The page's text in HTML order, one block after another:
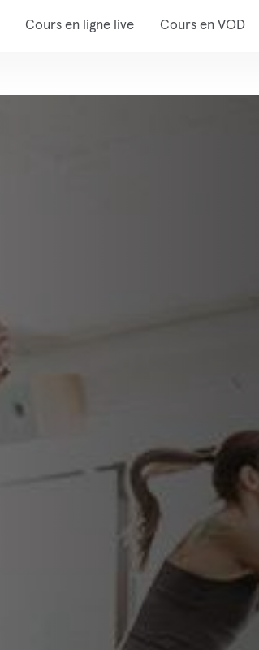
Cours en ligne live Cours en VOD